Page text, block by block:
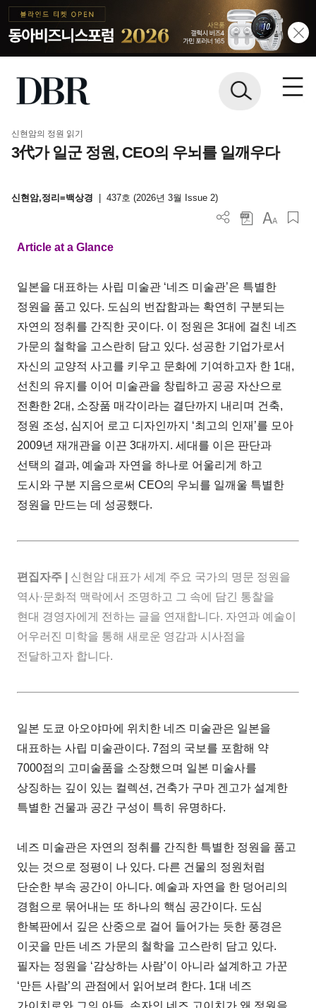
신현암의 정원 읽기
3代가 일군 정원, CEO의 우뇌를 일깨우다
신현암,정리=백상경 437호 (2026년 3월 Issue 2)
Article at a Glance
일본을 대표하는 사립 미술관 ‘네즈 미술관’은 특별한
정원을 품고 있다. 도심의 번잡함과는 확연히 구분되는
자연의 정취를 간직한 곳이다. 이 정원은 3대에 걸친 네즈
가문의 철학을 고스란히 담고 있다. 성공한 기업가로서
자신의 교양적 사고를 키우고 문화에 기여하고자 한 1대,
선친의 유지를 이어 미술관을 창립하고 공공 자산으로
전환한 2대, 소장품 매각이라는 결단까지 내리며 건축,
정원 조성, 심지어 로고 디자인까지 ‘최고의 인재’를 모아
2009년 재개관을 이끈 3대까지. 세대를 이은 판단과
선택의 결과, 예술과 자연을 하나로 어울리게 하고
도시와 구분 지음으로써 CEO의 우뇌를 일깨울 특별한
정원을 만드는 데 성공했다.
편집자주 | 신현암 대표가 세계 주요 국가의 명문 정원을
역사·문화적 맥락에서 조명하고 그 속에 담긴 통찰을
현대 경영자에게 전하는 글을 연재합니다. 자연과 예술이
어우러진 미학을 통해 새로운 영감과 시사점을
전달하고자 합니다.
일본 도쿄 아오야마에 위치한 네즈 미술관은 일본을
대표하는 사립 미술관이다. 7점의 국보를 포함해 약
7000점의 고미술품을 소장했으며 일본 미술사를
상징하는 깊이 있는 컬렉션, 건축가 구마 겐고가 설계한
특별한 건물과 공간 구성이 특히 유명하다.
네즈 미술관은 자연의 정취를 간직한 특별한 정원을 품고
있는 것으로 정평이 나 있다. 다른 건물의 정원처럼
단순한 부속 공간이 아니다. 예술과 자연을 한 덩어리의
경험으로 묶어내는 또 하나의 핵심 공간이다. 도심
한복판에서 깊은 산중으로 걸어 들어가는 듯한 풍경은
이곳을 만든 네즈 가문의 철학을 고스란히 담고 있다.
필자는 정원을 ‘감상하는 사람’이 아니라 설계하고 가꾼
‘만든 사람’의 관점에서 읽어보려 한다. 1대 네즈
가이치로와 그의 아들, 손자인 네즈 고이치가 왜 정원을